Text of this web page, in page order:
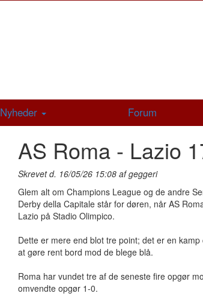
Nyheder Forum
AS Roma - Lazio
Skrevet d. 16/05/26 15:08 af geggeri
Glem alt om Champions League og de andre
Derby della Capitale står for døren, når AS
Lazio på Stadio Olimpico.
Dette er mere end blot tre point; det er en
at gøre rent bord mod de blege blå.
Roma har vundet tre af de seneste fire opgør
omvendte opgør 1-0.